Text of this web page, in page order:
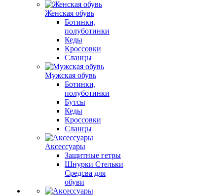
Женская обувь
Ботинки,
полуботинки
Кеды
Кроссовки
Сланцы
Мужская обувь
Ботинки,
полуботинки
Бутсы
Кеды
Кроссовки
Сланцы
Аксессуары
Защитные гетры
Шнурки Стельки
Средсва для
обуви